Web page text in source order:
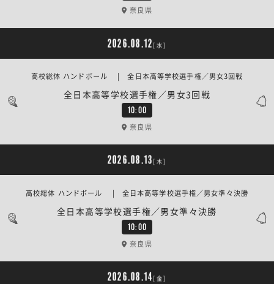
奈良県
2026.08.12 [水]
10:00
全日本高等学校選手権／男女3回戦
高校総体 ハンドボール | 全日本高等学校選手権／男女3回戦
奈良県
2026.08.13 [木]
10:00
全日本高等学校選手権／男女準々決勝
高校総体 ハンドボール | 全日本高等学校選手権／男女準々決勝
奈良県
2026.08.14 [金]